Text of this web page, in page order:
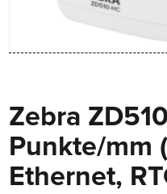
Zebra
Punkte/mm
Ethernet,